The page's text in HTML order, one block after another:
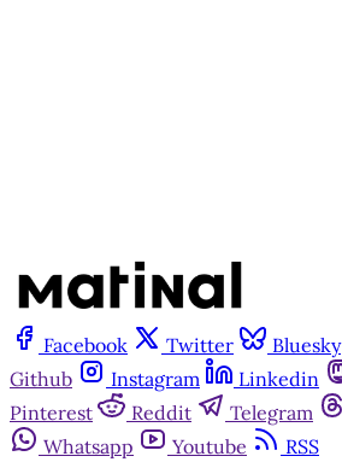
Facebook Twitter Bluesky
Github
Instagram Linkedin
Pinterest
Reddit Telegram
Whatsapp
Youtube
RSS